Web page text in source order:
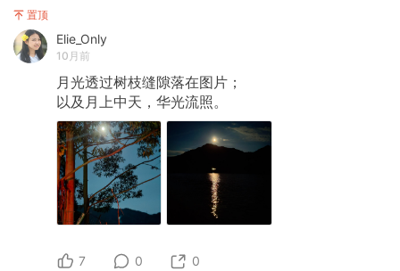
置顶
Elie_Only
10月前
月光透过树枝缝隙落在图片；
以及月上中天，华光流照。
7 0 0